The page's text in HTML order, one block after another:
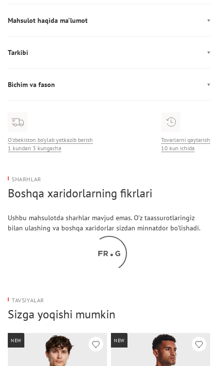
Mahsulot haqida ma'lumot
Dekor: Logotip
uzunligi: M o‘lchami uchun - 71 sm
Tarkibi
Bichim va fason
O‘zbekiston bo‘ylab yetkazib berish
1 kundan 3 kungacha
Tovarlarni qaytarish
10 kun ichida
SHARHLAR
Boshqa xaridorlarning fikrlari
Ushbu mahsulotda sharhlar mavjud emas. O'z taassurotlaringiz
bilan ulashing va boshqa xaridorlar sizdan minnatdor bo'lishadi.
TAVSIYALAR
Sizga yoqishi mumkin
NEW NEW